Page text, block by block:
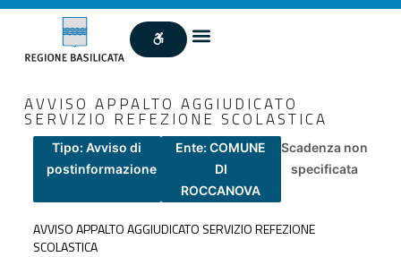
AVVISO APPALTO AGGIUDICATO
SERVIZIO REFEZIONE SCOLASTICA
Tipo: Avviso di
postinformazione
Ente: COMUNE
DI
ROCCANOVA
Scadenza non
specificata
AVVISO APPALTO AGGIUDICATO SERVIZIO REFEZIONE
SCOLASTICA